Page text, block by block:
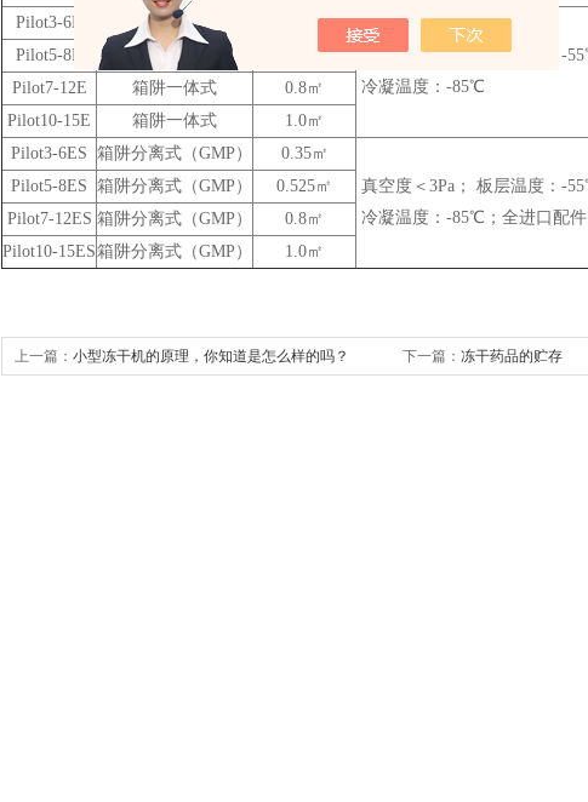
Pilot3-6E
箱阱一体式
㎡
真空度＜3Pa； 板层温度：-
冷凝温度：-85℃
Pilot5-8E 箱阱一体式
㎡
Pilot7-12E
箱阱一体式 0.8㎡
Pilot10-15E
箱阱一体式 1.0㎡
Pilot3-6ES 箱阱分离式（GMP） 0.35㎡
真空度＜3Pa； 板层温度：-
冷凝温度：-85℃；全进口配件
Pilot5-8ES 箱阱分离式（GMP） 0.525㎡
Pilot7-12ES 箱阱分离式（GMP） 0.8㎡
Pilot10-15ES箱阱分离式（GMP） 1.0㎡
上一篇： 小型冻干机的原理，你知道是怎么样的吗？ 下一篇： 冻干药品的贮存